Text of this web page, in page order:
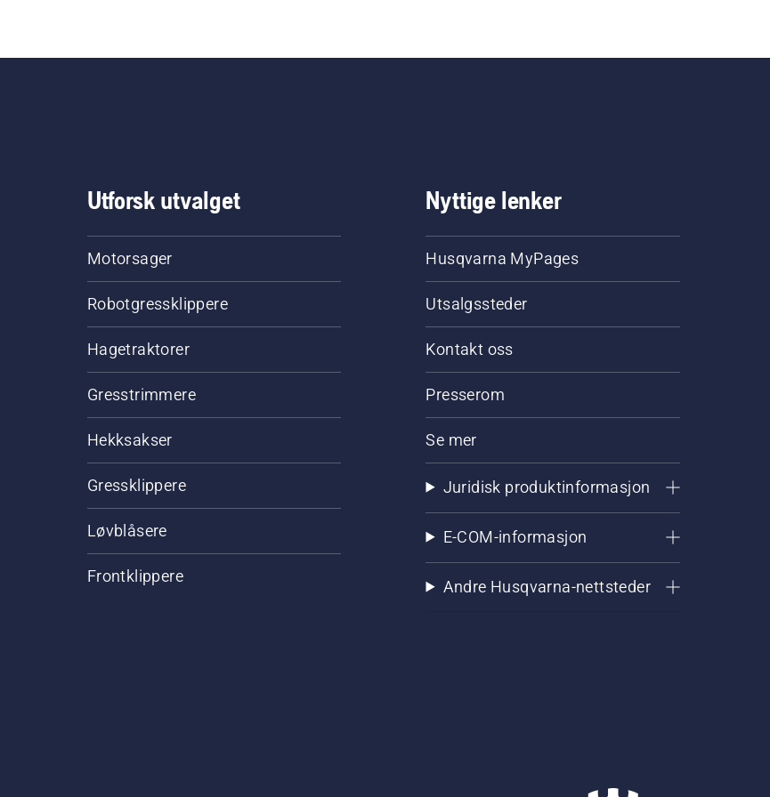
Utforsk utvalget
Motorsager
Robotgressklippere
Hagetraktorer
Gresstrimmere
Hekksakser
Gressklippere
Løvblåsere
Frontklippere
Nyttige lenker
Husqvarna MyPages
Utsalgssteder
Kontakt oss
Presserom
Se mer
Juridisk produktinformasjon
E-COM-informasjon
Andre Husqvarna-nettsteder